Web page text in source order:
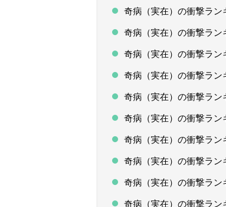
奇病（実在）の衝撃ラ
奇病（実在）の衝撃ラ
奇病（実在）の衝撃ラ
奇病（実在）の衝撃ラ
奇病（実在）の衝撃ラ
奇病（実在）の衝撃ラ
奇病（実在）の衝撃ラ
奇病（実在）の衝撃ラ
奇病（実在）の衝撃ラ
奇病（実在）の衝撃ラ